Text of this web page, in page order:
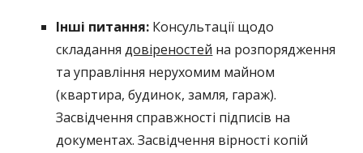
Інші питання: Консультації щодо
складаннядовіреностей на розпорядження
та управління нерухомим майном
(квартира, будинок, замля, гараж).
Засвідчення справжності підписів на
документах. Засвідчення вірності копій